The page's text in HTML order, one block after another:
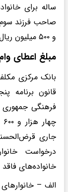
صاحب فرزند سوم
و ۵۰۰ میلیون ریال اقدام کند.
مبلغ اعطای
قانون برنامه
فرهنگی جمهوری
جاری
خانواده‌های